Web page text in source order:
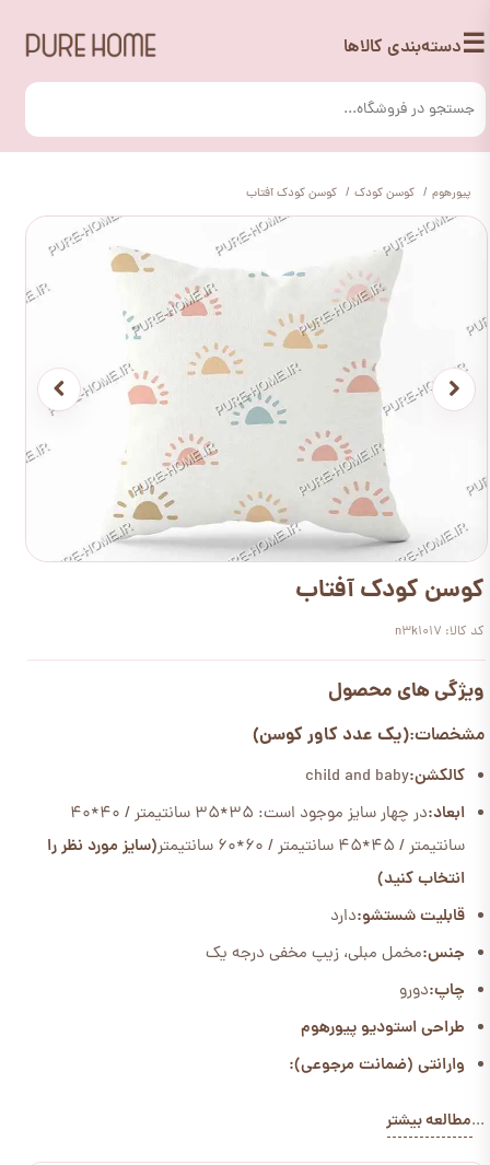
☰دسته‌بندی کالاها
پیورهوم کوسن کودک کوسن کودک آفتاب
کوسن کودک آفتاب
کد کالا: n3k1017
ویژگی های محصول
مشخصات:(یک عدد کاور کوسن)
کالکشن:child and baby
ابعاد:
در چهار سایز موجود است: 35*35 سانتیمتر / 40*40
سانتیمتر / 45*45 سانتیمتر / 60*60 سانتیمتر
(سایز مورد نظر را
انتخاب کنید)
قابلیت شستشو:دارد
جنس:مخمل مبلی، زیپ مخفی درجه یک
چاپ:دورو
طراحی استودیو پیورهوم
وارانتی (ضمانت مرجوعی):
...مطالعه بیشتر